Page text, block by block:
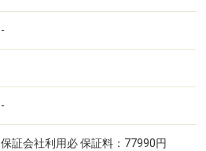
-
-
保証会社利用必 保証料：77990円